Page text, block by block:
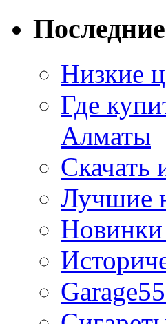
Низкие
Где
Алматы
Лучшие